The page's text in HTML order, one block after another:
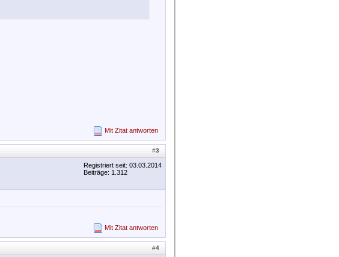
Mit Zitat antworten
#3
Registriert seit: 03.03.2014
Beiträge: 1.312
Mit Zitat antworten
#4